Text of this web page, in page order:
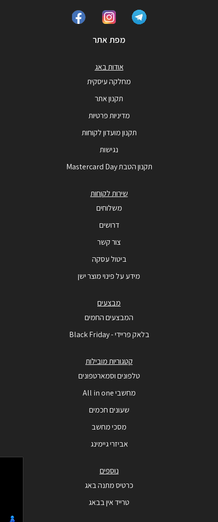
מפת אתר
אודות באג
מחלקה עיסקית
תקנון אתר
מדיניות פרטיות
תקנון מועדון לקוחות
נגישות
תקנון הטבת Mastercard Day
שירות לקוחות
משלוחים
דרושים
צור קשר
ביטול עסקה
מידע על פינוי מוצר ישן
מבצעים
המבצעים החמים
בלאק פריידי - Black Friday
קטגוריות מובילות
טלפונים וסמארטפונים
מחשבי All in one
שעונים חכמים
מסכי מחשב
אביזרי גיימינג
נוספים
כרטיס מתנה באג
טרייד אין בבאג